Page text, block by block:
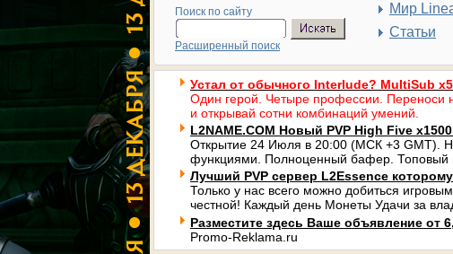
Поиск по сайту
Расширенный поиск
Мир
Статьи
Устал от обычного Interlude? MultiSub
Один герой. Четыре профессии. Переноси
и открывай сотни комбинаций умений.
L2NAME.COM Новый PVP High Five
Открытие 24 Июля в 20:00 (МСК +3 GMT).
функциями. Полноценный бафер. Топовый
Лучший PVP сервер L2Essence
Только у нас всего можно добиться
честной! Каждый день Монеты Удачи за
Разместите здесь Ваше объявление от
Promo-Reklama.ru